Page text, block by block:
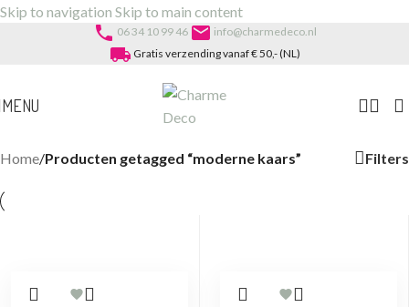
Skip to navigation Skip to main content
phone 06 34 10 99 46 email info@charmedeco.nl
local_shipping Gratis verzending vanaf € 50,- (NL)
MENU
Home/Producten getagged “moderne kaars” Filters